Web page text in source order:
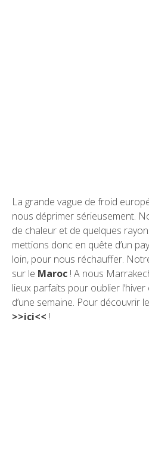
La grande vague de froid
nous déprimer sérieusement.
de chaleur et de quelques
mettions donc en quête d’un
loin, pour nous réchauffer.
sur le Maroc ! A nous
lieux parfaits pour oublier
d’une semaine. Pour découvrir
>>ici<< !